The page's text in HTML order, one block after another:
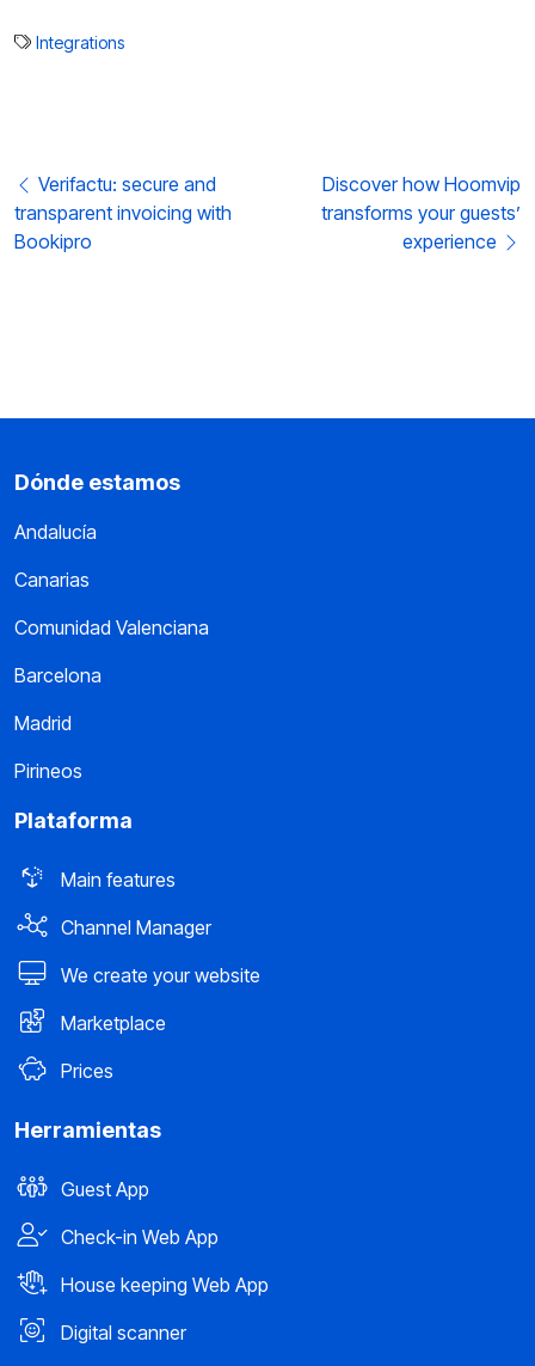
Integrations
Post navigation
Verifactu: secure and
transparent invoicing with
Bookipro
Discover how Hoomvip
transforms your guests’
experience
Dónde estamos
Andalucía
Canarias
Comunidad Valenciana
Barcelona
Madrid
Pirineos
Plataforma
Main features
Channel Manager
We create your website
Marketplace
Prices
Herramientas
Guest App
Check-in Web App
House keeping Web App
Digital scanner